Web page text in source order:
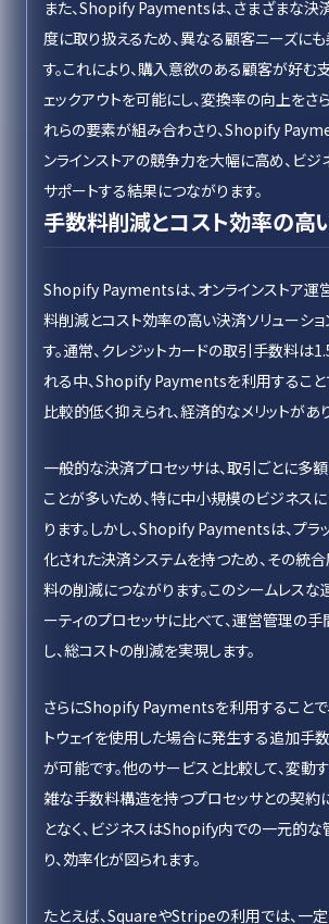
また、Shopify Paymentsは、さまざまな決
度に取り扱えるため、異なる顧客ニーズに
す。これにより、購入意欲のある顧客が好む
ェックアウトを可能にし、変換率の向上をさ
れらの要素が組み合わさり、Shopify
ンラインストアの競争力を大幅に高め、ビジ
サポートする結果につながります。
手数料削減とコスト効率の高
Shopify Paymentsは、オンラインストア運
料削減とコスト効率の高い決済ソリューシ
す。通常、クレジットカードの取引手数料は
れる中、Shopify Paymentsを利用するこ
比較的低く抑えられ、経済的なメリットがあ
一般的な決済プロセッサは、取引ごとに多
ことが多いため、特に中小規模のビジネス
ります。しかし、Shopify Paymentsは、プラ
化された決済システムを持つため、その統
料の削減につながります。このシームレスな
ーティのプロセッサに比べて、運営管理の
し、総コストの削減を実現します。
さらにShopify Paymentsを利用することで
トウェイを使用した場合に発生する追加手
が可能です。他のサービスと比較して、変動
雑な手数料構造を持つプロセッサとの契約
となく、ビジネスはShopify内での一元的
り、効率化が図られます。
たとえば、SquareやStripeの利用では、一